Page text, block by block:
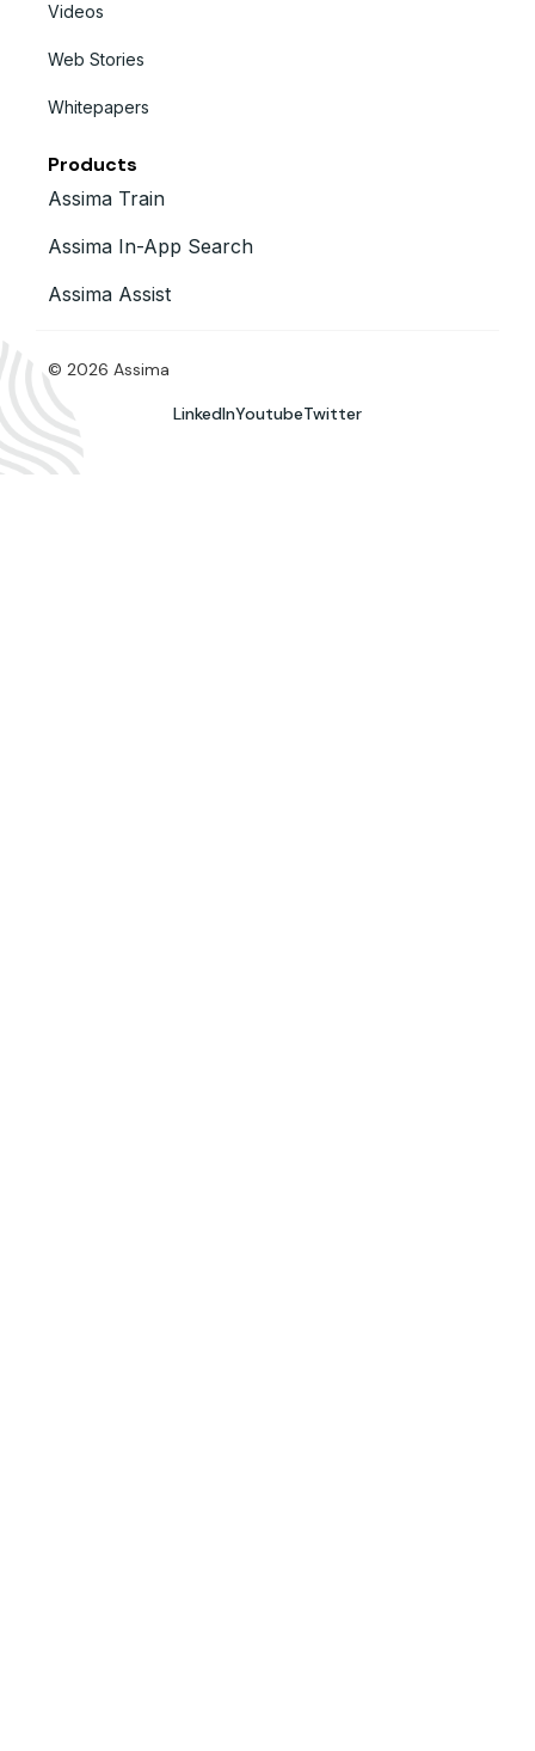
Videos
Web Stories
Whitepapers
Products
Assima Train
Assima In-App Search
Assima Assist
© 2026 Assima
LinkedInYoutubeTwitter